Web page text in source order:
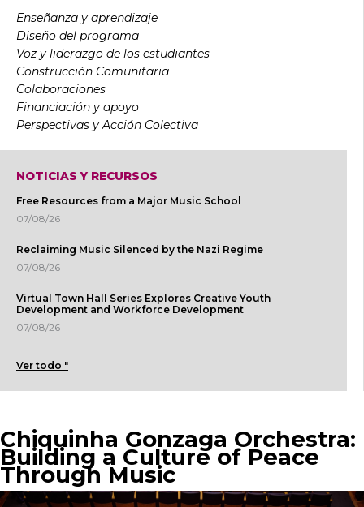
Enseñanza y aprendizaje
Diseño del programa
Voz y liderazgo de los estudiantes
Construcción Comunitaria
Colaboraciones
Financiación y apoyo
Perspectivas y Acción Colectiva
NOTICIAS Y RECURSOS
Free Resources from a Major Music School
07/08/26
Reclaiming Music Silenced by the Nazi Regime
07/08/26
Virtual Town Hall Series Explores Creative Youth
Development and Workforce Development
07/08/26
Ver todo "
Chiquinha Gonzaga Orchestra:
Building a Culture of Peace
Through Music